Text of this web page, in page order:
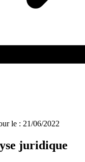
le : 21/06/2022
juridique